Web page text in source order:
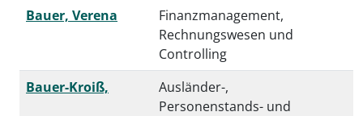
Bauer, Verena
Finanzmanagement,
Rechnungswesen und
Controlling
Bauer-Kroiß,
Ausländer-,
Personenstands- und